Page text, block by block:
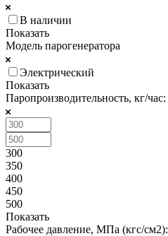
В наличии
Показать
Модель парогенератора
Электрический
Показать
Паропроизводительность, кг/час:
300
350
400
450
500
Показать
Рабочее давление, МПа (кгс/см2):